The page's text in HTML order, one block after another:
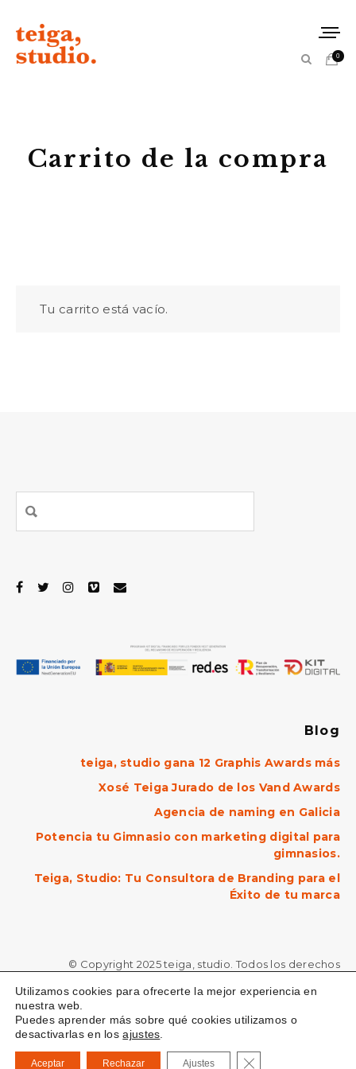
0
Carrito de la compra
Tu carrito está vacío.
Blog
teiga, studio gana 12 Graphis Awards más
Xosé Teiga Jurado de los Vand Awards
Agencia de naming en Galicia
Potencia tu Gimnasio con marketing digital para
gimnasios.
Teiga, Studio: Tu Consultora de Branding para el
Éxito de tu marca
© Copyright 2025 teiga, studio. Todos los derechos
Back To Top
Utilizamos cookies para ofrecerte la mejor experiencia en
nuestra web.
Puedes aprender más sobre qué cookies utilizamos o
desactivarlas en losajustes
Aceptar Rechazar Ajustes Cerrar el banner de